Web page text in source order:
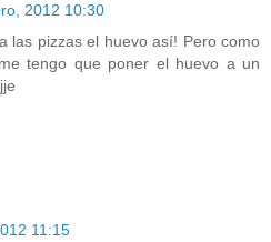
2012 10:30
las pizzas el huevo así! Pero como
tengo que poner el huevo a un
11:15